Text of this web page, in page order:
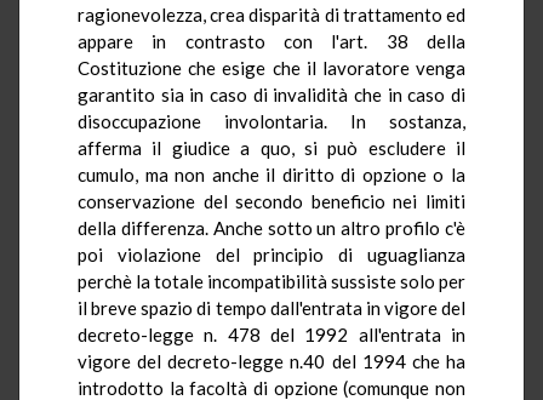
ragionevolezza, crea disparità di trattamento ed
appare in contrasto con l'art. 38 della
Costituzione che esige che il lavoratore venga
garantito sia in caso di invalidità che in caso di
disoccupazione involontaria. In sostanza,
afferma il giudice a quo, si può escludere il
cumulo, ma non anche il diritto di opzione o la
conservazione del secondo beneficio nei limiti
della differenza. Anche sotto un altro profilo c'è
poi violazione del principio di uguaglianza
perchè la totale incompatibilità sussiste solo per
il breve spazio di tempo dall'entrata in vigore del
decreto-legge n. 478 del 1992 all'entrata in
vigore del decreto-legge n.40 del 1994 che ha
introdotto la facoltà di opzione (comunque non